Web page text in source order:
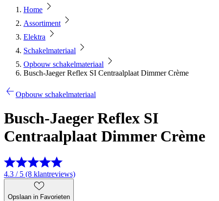
Home
Assortiment
Elektra
Schakelmateriaal
Opbouw schakelmateriaal
Busch-Jaeger Reflex SI Centraalplaat Dimmer Crème
Opbouw schakelmateriaal
Busch-Jaeger Reflex SI
Centraalplaat Dimmer Crème
4.3 / 5 (8 klantreviews)
Opslaan in Favorieten